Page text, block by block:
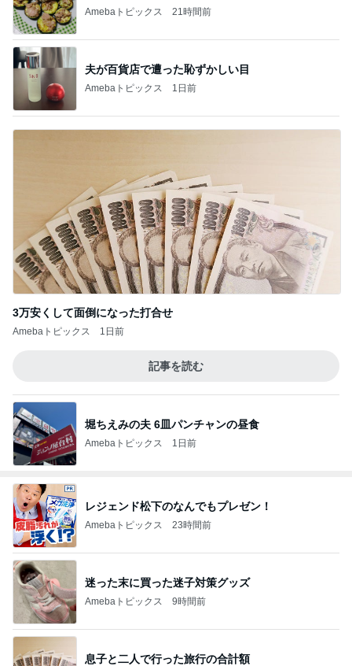
Amebaトピックス 21時間前
夫が百貨店で遭った恥ずかしい目
Amebaトピックス 1日前
3万安くして面倒になった打合せ
Amebaトピックス 1日前
記事を読む
堀ちえみの夫 6皿パンチャンの昼食
Amebaトピックス 1日前
レジェンド松下のなんでもプレゼン！
Amebaトピックス 23時間前
迷った末に買った迷子対策グッズ
Amebaトピックス 9時間前
息子と二人で行った旅行の合計額